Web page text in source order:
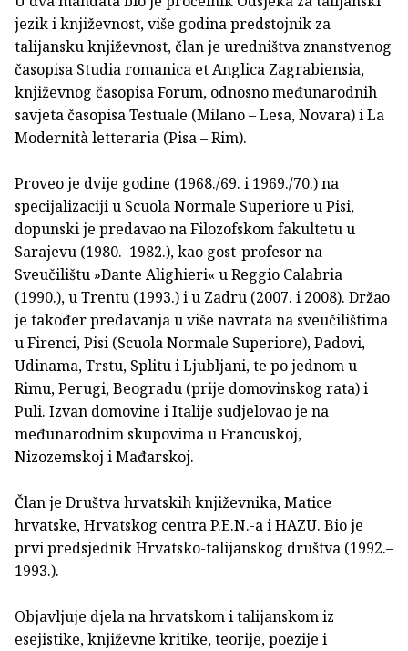
jezik i književnost, više godina predstojnik za
talijansku književnost, član je uredništva znanstvenog
časopisa Studia romanica et Anglica Zagrabiensia,
književnog časopisa Forum, odnosno međunarodnih
savjeta časopisa Testuale (Milano – Lesa, Novara) i La
Modernità letteraria (Pisa – Rim).
Proveo je dvije godine (1968./69. i 1969./70.) na
specijalizaciji u Scuola Normale Superiore u Pisi,
dopunski je predavao na Filozofskom fakultetu u
Sarajevu (1980.–1982.), kao gost-profesor na
Sveučilištu »Dante Alighieri« u Reggio Calabria
(1990.), u Trentu (1993.) i u Zadru (2007. i 2008). Držao
je također predavanja u više navrata na sveučilištima
u Firenci, Pisi (Scuola Normale Superiore), Padovi,
Udinama, Trstu, Splitu i Ljubljani, te po jednom u
Rimu, Perugi, Beogradu (prije domovinskog rata) i
Puli. Izvan domovine i Italije sudjelovao je na
međunarodnim skupovima u Francuskoj,
Nizozemskoj i Mađarskoj.
Član je Društva hrvatskih književnika, Matice
hrvatske, Hrvatskog centra P.E.N.-a i HAZU. Bio je
prvi predsjednik Hrvatsko-talijanskog društva (1992.–
1993.).
Objavljuje djela na hrvatskom i talijanskom iz
esejistike, književne kritike, teorije, poezije i